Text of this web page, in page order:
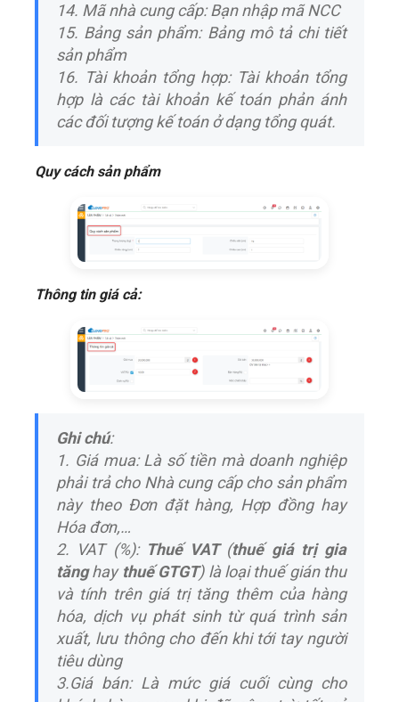
14. Mã nhà cung cấp: Bạn nhập mã NCC
15. Bảng sản phẩm: Bảng mô tả chi tiết
sản phẩm
16. Tài khoản tổng hợp: Tài khoản tổng
hợp là các tài khoản kế toán phản ánh
các đối tượng kế toán ở dạng tổng quát.
Quy cách sản phẩm
Thông tin giá cả:
Ghi chú:
1. Giá mua: Là số tiền mà doanh nghiệp
phải trả cho Nhà cung cấp cho sản phẩm
này theo Đơn đặt hàng, Hợp đồng hay
Hóa đơn,…
2. VAT (%): Thuế VAT(thuế giá trị gia
tănghay thuế GTGT) là loại thuế gián thu
và tính trên giá trị tăng thêm của hàng
hóa, dịch vụ phát sinh từ quá trình sản
xuất, lưu thông cho đến khi tới tay người
tiêu dùng
3.Giá bán: Là mức giá cuối cùng cho